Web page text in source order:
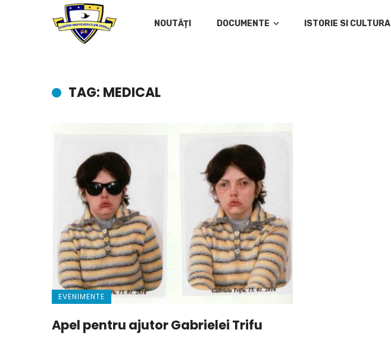
NOUTĂȚI DOCUMENTE ISTORIE SI CULTURA
TAG: MEDICAL
EVENIMENTE
Apel pentru ajutor Gabrielei Trifu